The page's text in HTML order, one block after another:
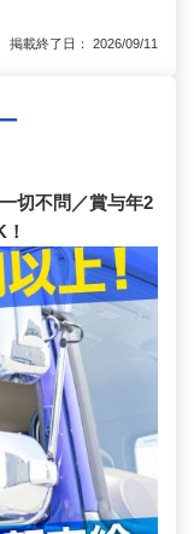
載終了日： 2026/09/11
切不問／賞与年2